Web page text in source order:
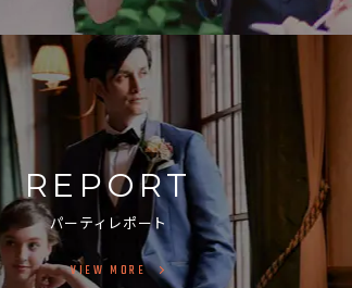
REPORT
パーティレポート
VIEW MORE